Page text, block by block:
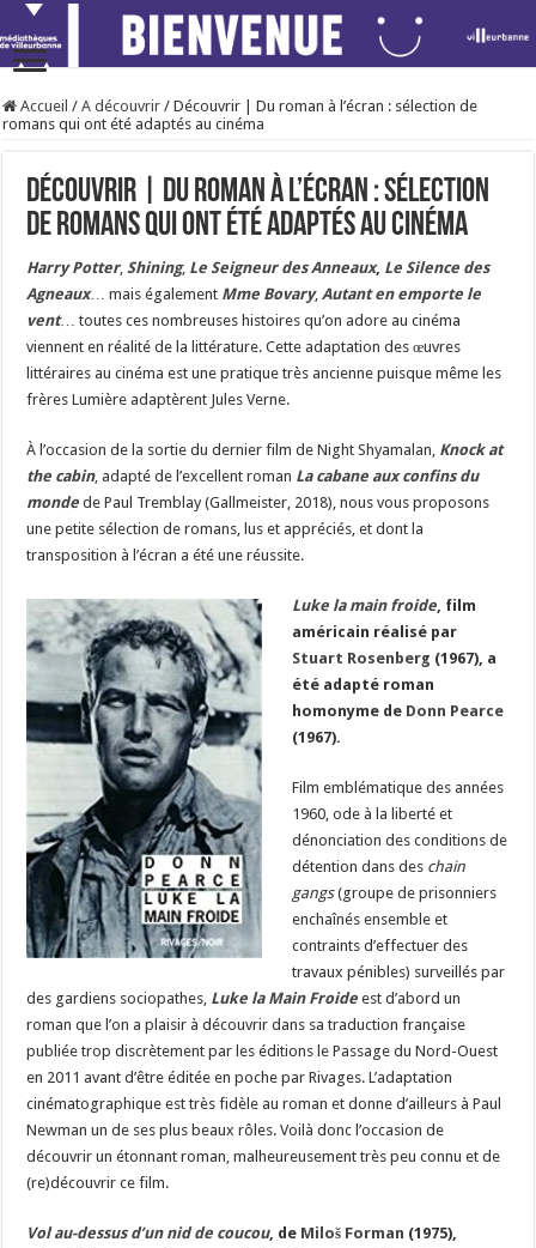
Accueil / A découvrir / Découvrir | Du roman à l’écran : sélection de
romans qui ont été adaptés au cinéma
Découvrir | Du roman à l’écran : sélection
de romans qui ont été adaptés au cinéma
Harry Potter, Shining, Le Seigneur des Anneaux, Le Silence des
Agneaux… mais également Mme Bovary,Autant en emporte le
vent… toutes ces nombreuses histoires qu’on adore au cinéma
viennent en réalité de la littérature. Cette adaptation des œuvres
littéraires au cinéma est une pratique très ancienne puisque même les
frères Lumière adaptèrent Jules Verne.
À l’occasion de la sortie du dernier film de Night Shyamalan, Knock at
the cabin, adapté de l’excellent roman La cabane aux confins du
monde de Paul Tremblay (Gallmeister, 2018), nous vous proposons
une petite sélection de romans, lus et appréciés, et dont la
transposition à l’écran a été une réussite.
Luke la main froide , film
américain réalisé par
Stuart Rosenberg (1967), a
été adapté roman
homonyme de Donn Pearce
(1967).
Film emblématique des années
1960, ode à la liberté et
dénonciation des conditions de
détention dans des chain
gangs(groupe de prisonniers
enchaînés ensemble et
contraints d’effectuer des
travaux pénibles) surveillés par
des gardiens sociopathes, Luke la Main Froide est d’abord un
roman que l’on a plaisir à découvrir dans sa traduction française
publiée trop discrètement par les éditions le Passage du Nord-Ouest
en 2011 avant d’être éditée en poche par Rivages. L’adaptation
cinématographique est très fidèle au roman et donne d’ailleurs à Paul
Newman un de ses plus beaux rôles. Voilà donc l’occasion de
découvrir un étonnant roman, malheureusement très peu connu et de
(re)découvrir ce film.
Vol au-dessus d’un nid de coucou, de Miloš Forman (1975),